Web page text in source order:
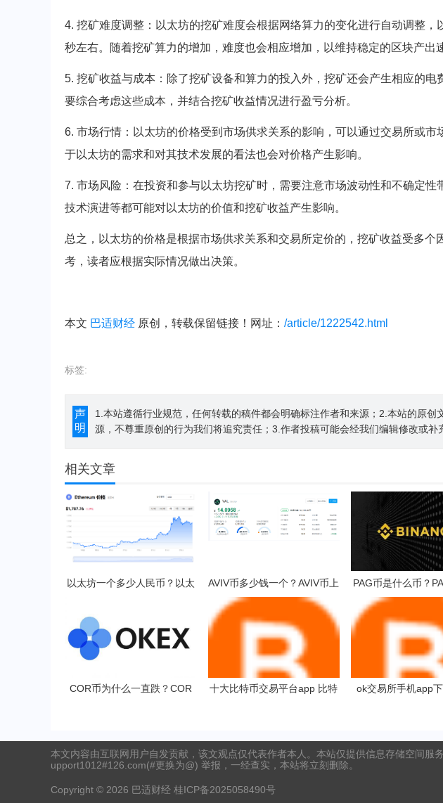
4. 挖矿难度调整：以太坊的挖矿难度会根据网络算力的变化进行自动调整
秒左右。随着挖矿算力的增加，难度也会相应增加，以维持稳定的区块产出
5. 挖矿收益与成本：除了挖矿设备和算力的投入外，挖矿还会产生相应的电
要综合考虑这些成本，并结合挖矿收益情况进行盈亏分析。
6. 市场行情：以太坊的价格受到市场供求关系的影响，可以通过交易所或
于以太坊的需求和对其技术发展的看法也会对价格产生影响。
7. 市场风险：在投资和参与以太坊挖矿时，需要注意市场波动性和不确定性
技术演进等都可能对以太坊的价值和挖矿收益产生影响。
总之，以太坊的价格是根据市场供求关系和交易所定价的，挖矿收益受多个
考，读者应根据实际情况做出决策。
本文 巴适财经 原创，转载保留链接！网址： /article/1222542.html
标签:
声
明
1.本站遵循行业规范，任何转载的稿件都会明确标注作者和来源；2.本站的原创
源，不尊重原创的行为我们将追究责任；3.作者投稿可能会经我们编辑修改或补
相关文章
以太坊一个多少人民币？以太
AVIV币多少钱一个？AVIV币上
交易所了吗？
PAG币是什么币？
挖？
COR币为什么一直跌？COR
十大比特币交易平台app 比特
ok交易所手机app
本文内容由互联网用户自发贡献，该文观点仅代表作者本人。本站仅提供信息存储空间
upport1012#126.com(#更换为@) 举报，一经查实，本站将立刻删除。
Copyright © 2026 巴适财经 桂ICP备2025058490号